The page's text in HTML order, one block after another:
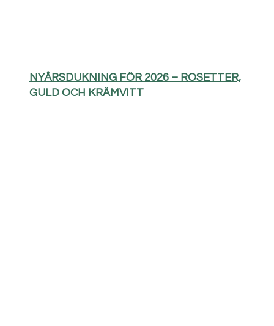
NYÅRSDUKNING FÖR 2026 – ROSETTER,
GULD OCH KRÄMVITT